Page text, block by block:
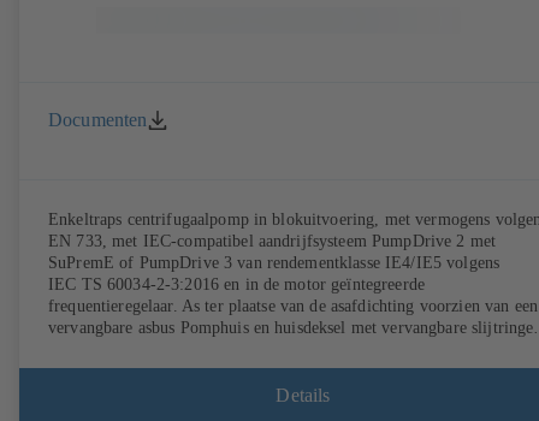
Documenten
Enkeltraps centrifugaalpomp in blokuitvoering, met vermogens
EN 733, met IEC-compatibel aandrijfsysteem PumpDrive 2 met
SuPremE of PumpDrive 3 van rendementklasse IE4/IE5 volgens
IEC TS 60034-2-3:2016 en in de motor geïntegreerde
frequentieregelaar. As ter plaatse van de asafdichting voorzien van een
vervangbare asbus Pomphuis en huisdeksel met vervangbare
Bevestigingspunten conform IEC 60072, maten van de ommanteling
conform DIN V 42673 (07-2011). ATEX-uitvoering mogelijk. De
Details